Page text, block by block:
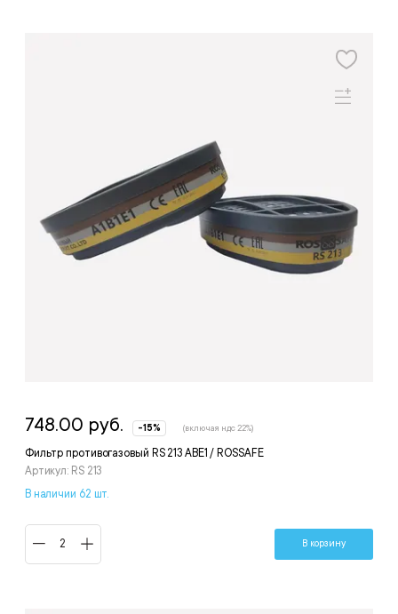
Фильтр противогазовый RS 213 ABE1 / ROSSAFE
Артикул: RS 213
748.00 руб. -15% (включая ндс 22%)
В наличии 62 шт.
В корзину